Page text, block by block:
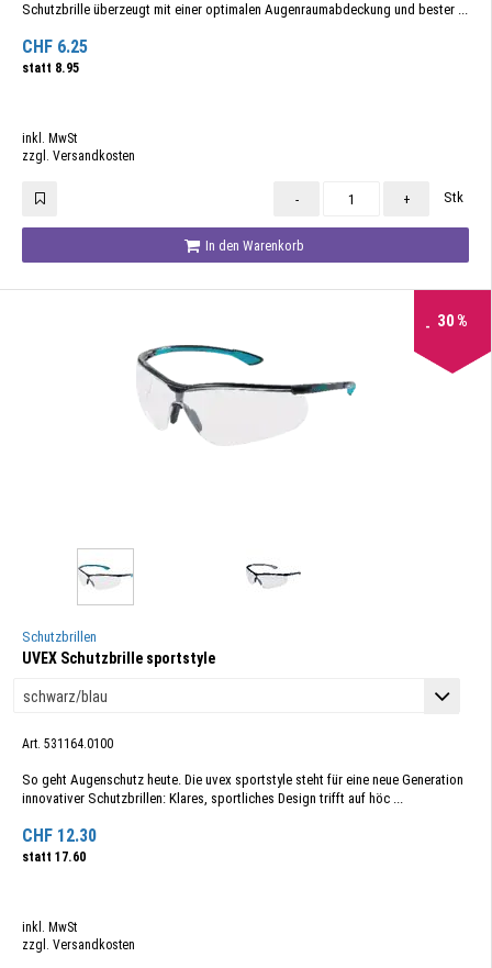
Schutzbrille überzeugt mit einer optimalen Augenraumabdeckung und bester ...
CHF 6.25
statt 8.95
inkl. MwSt
zzgl. Versandkosten
- + Stk
In den Warenkorb
30%
Schutzbrillen
UVEX Schutzbrille sportstyle
Art. 531164.0100
So geht Augenschutz heute. Die uvex sportstyle steht für eine neue Generation
innovativer Schutzbrillen: Klares, sportliches Design trifft auf höc ...
CHF 12.30
statt 17.60
inkl. MwSt
zzgl. Versandkosten